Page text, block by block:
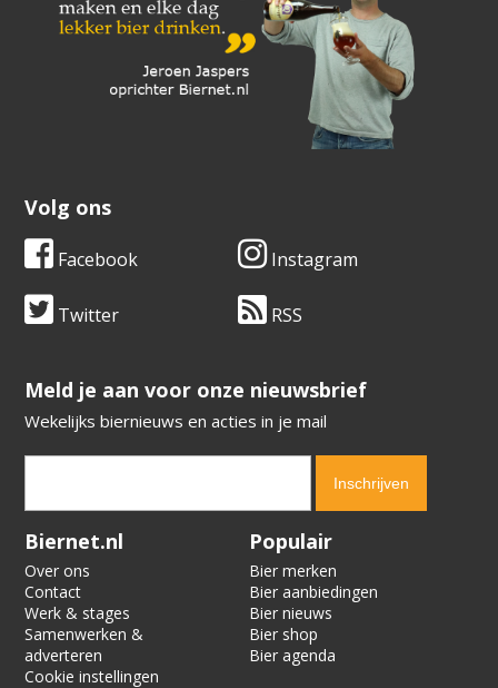
Volg ons
Facebook Instagram
Twitter RSS
​​​​​​​Meld je aan voor onze nieuwsbrief
Wekelijks biernieuws en acties in je mail
Verification code:
Biernet.nl
Over ons
Contact
Werk & stages
Samenwerken &
adverteren
Cookie instellingen
Populair
Bier merken
Bier aanbiedingen
Bier nieuws
Bier shop
Bier agenda